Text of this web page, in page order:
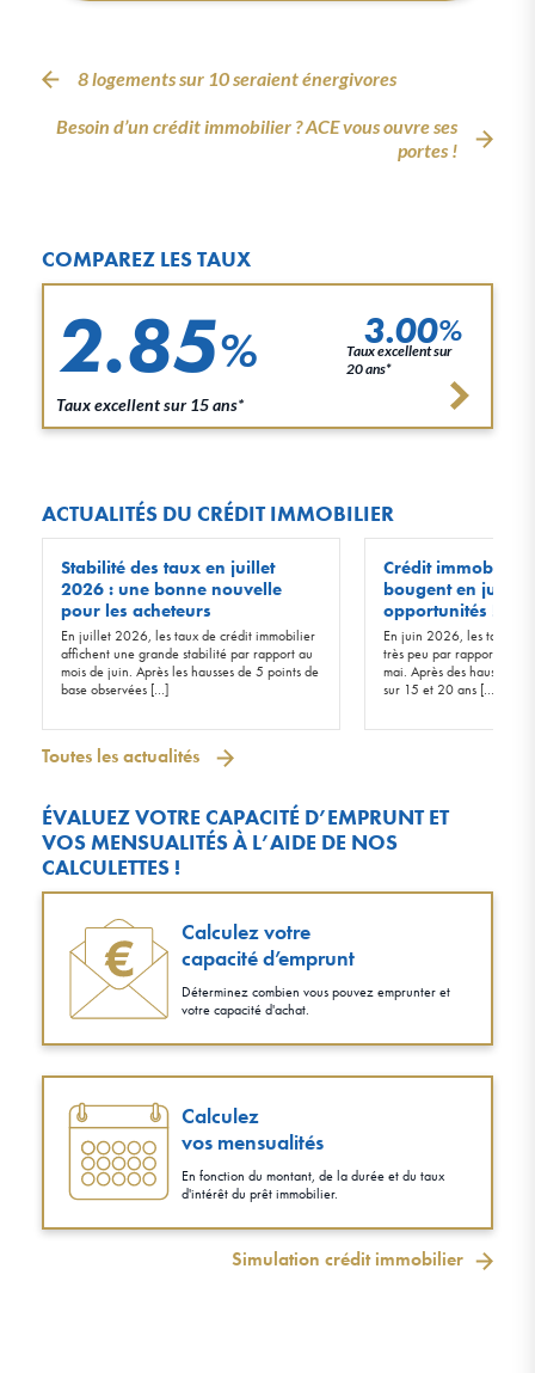
8 logements sur 10 seraient énergivores
Besoin d’un crédit immobilier ? ACE vous ouvre ses
portes !
COMPAREZ LES TAUX
2.85%
Taux excellent sur 15 ans*
3.00%
Taux excellent sur
20 ans*
ACTUALITÉS DU CRÉDIT IMMOBILIER
Stabilité des taux en juillet
2026 : une bonne nouvelle
pour les acheteurs
En juillet 2026, les taux de crédit immobilier
affichent une grande stabilité par rapport au
mois de juin. Après les hausses de 5 points de
base observées […]
Crédit immobilier
bougent en juin
opportunités !
En juin 2026, les taux
très peu par rapport à
mai. Après des hausses
sur 15 et 20 ans […]
Toutes les actualités
ÉVALUEZ VOTRE CAPACITÉ D’EMPRUNT ET
VOS MENSUALITÉS À L’AIDE DE NOS
CALCULETTES !
Calculez votre
capacité d’emprunt
Déterminez combien vous pouvez emprunter et
votre capacité d'achat.
Calculez
vos mensualités
En fonction du montant, de la durée et du taux
d'intérêt du prêt immobilier.
Simulation crédit immobilier